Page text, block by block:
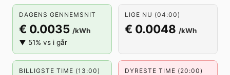
DAGENS GENNEMSNIT
€ 0.0035 /kWh
▼ 51% vs i går
LIGE NU (04:00)
€ 0.0048 /kWh
BILLIGSTE TIME (13:00) DYRESTE TIME (20:00)